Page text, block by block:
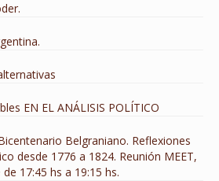
EN EL ANÁLISIS POLÍTICO
Belgraniano. Reflexiones
desde 1776 a 1824. Reunión MEET,
17:45 hs a 19:15 hs.